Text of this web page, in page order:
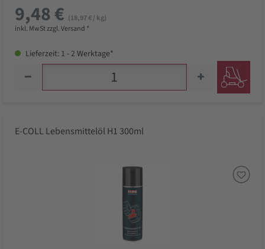
9,48 € (18,97 € / kg)
inkl. MwSt zzgl. Versand *
Lieferzeit: 1 - 2 Werktage*
E-COLL Lebensmittelöl H1 300ml